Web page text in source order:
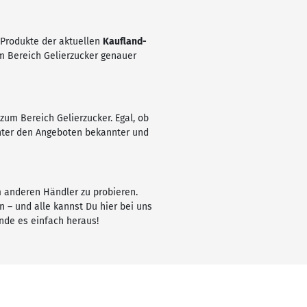
der aktuellen Kaufland-
Bereich Gelierzucker genauer
Bereich Gelierzucker. Egal, ob
den Angeboten bekannter und
Händler zu probieren.
– und alle kannst Du hier bei uns
es einfach heraus!